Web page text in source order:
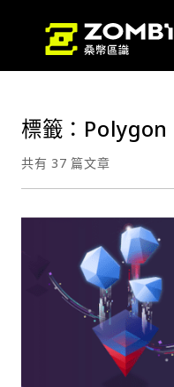
標籤：Polygon
共有 37 篇文章